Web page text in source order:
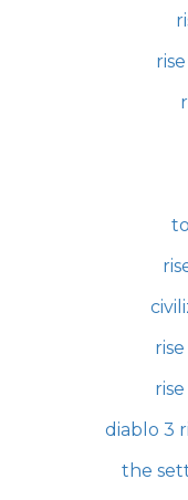
diablo 3
the